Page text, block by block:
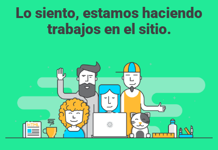
Lo siento, estamos haciendo
trabajos en el sitio.